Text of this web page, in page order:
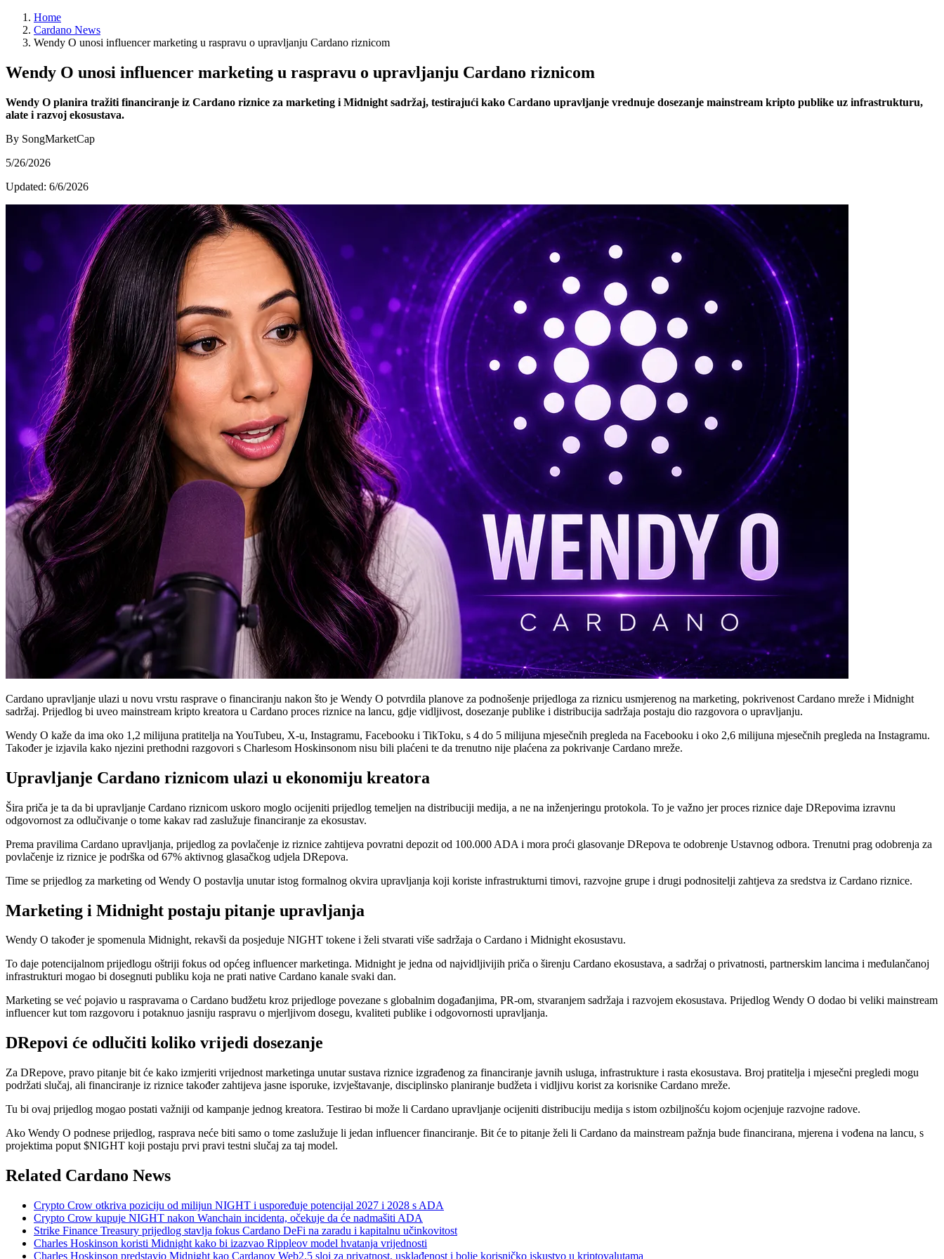
Home
Cardano News
Wendy O unosi influencer marketing u raspravu o upravljanju Cardano riznicom
Wendy O unosi influencer marketing u raspravu o upravljanju Cardano riznicom
Wendy O planira tražiti financiranje iz Cardano riznice za marketing i Midnight sadržaj, testirajući kako Cardano upravljanje vrednuje dosezanje mainstream kripto publike uz infrastrukturu,
alate i razvoj ekosustava.
By SongMarketCap
5/26/2026
Updated: 6/6/2026
Cardano upravljanje ulazi u novu vrstu rasprave o financiranju nakon što je Wendy O potvrdila planove za podnošenje prijedloga za riznicu usmjerenog na marketing, pokrivenost Cardano mreže i Midnight
sadržaj. Prijedlog bi uveo mainstream kripto kreatora u Cardano proces riznice na lancu, gdje vidljivost, dosezanje publike i distribucija sadržaja postaju dio razgovora o upravljanju.
Wendy O kaže da ima oko 1,2 milijuna pratitelja na YouTubeu, X-u, Instagramu, Facebooku i TikToku, s 4 do 5 milijuna mjesečnih pregleda na Facebooku i oko 2,6 milijuna mjesečnih pregleda na Instagramu.
Također je izjavila kako njezini prethodni razgovori s Charlesom Hoskinsonom nisu bili plaćeni te da trenutno nije plaćena za pokrivanje Cardano mreže.
Upravljanje Cardano riznicom ulazi u ekonomiju kreatora
Šira priča je ta da bi upravljanje Cardano riznicom uskoro moglo ocijeniti prijedlog temeljen na distribuciji medija, a ne na inženjeringu protokola. To je važno jer proces riznice daje DRepovima izravnu
odgovornost za odlučivanje o tome kakav rad zaslužuje financiranje za ekosustav.
Prema pravilima Cardano upravljanja, prijedlog za povlačenje iz riznice zahtijeva povratni depozit od 100.000 ADA i mora proći glasovanje DRepova te odobrenje Ustavnog odbora. Trenutni prag odobrenja za
povlačenje iz riznice je podrška od 67% aktivnog glasačkog udjela DRepova.
Time se prijedlog za marketing od Wendy O postavlja unutar istog formalnog okvira upravljanja koji koriste infrastrukturni timovi, razvojne grupe i drugi podnositelji zahtjeva za sredstva iz Cardano riznice.
Marketing i Midnight postaju pitanje upravljanja
Wendy O također je spomenula Midnight, rekavši da posjeduje NIGHT tokene i želi stvarati više sadržaja o Cardano i Midnight ekosustavu.
To daje potencijalnom prijedlogu oštriji fokus od općeg influencer marketinga. Midnight je jedna od najvidljivijih priča o širenju Cardano ekosustava, a sadržaj o privatnosti, partnerskim lancima i međulančanoj
infrastrukturi mogao bi dosegnuti publiku koja ne prati native Cardano kanale svaki dan.
Marketing se već pojavio u raspravama o Cardano budžetu kroz prijedloge povezane s globalnim događanjima, PR-om, stvaranjem sadržaja i razvojem ekosustava. Prijedlog Wendy O dodao bi veliki mainstream
influencer kut tom razgovoru i potaknuo jasniju raspravu o mjerljivom dosegu, kvaliteti publike i odgovornosti upravljanja.
DRepovi će odlučiti koliko vrijedi dosezanje
Za DRepove, pravo pitanje bit će kako izmjeriti vrijednost marketinga unutar sustava riznice izgrađenog za financiranje javnih usluga, infrastrukture i rasta ekosustava. Broj pratitelja i mjesečni pregledi mogu
podržati slučaj, ali financiranje iz riznice također zahtijeva jasne isporuke, izvještavanje, disciplinsko planiranje budžeta i vidljivu korist za korisnike Cardano mreže.
Tu bi ovaj prijedlog mogao postati važniji od kampanje jednog kreatora. Testirao bi može li Cardano upravljanje ocijeniti distribuciju medija s istom ozbiljnošću kojom ocjenjuje razvojne radove.
Ako Wendy O podnese prijedlog, rasprava neće biti samo o tome zaslužuje li jedan influencer financiranje. Bit će to pitanje želi li Cardano da mainstream pažnja bude financirana, mjerena i vođena na lancu, s
projektima poput $NIGHT koji postaju prvi pravi testni slučaj za taj model.
Related Cardano News
Crypto Crow otkriva poziciju od milijun NIGHT i uspoređuje potencijal 2027 i 2028 s ADA
Crypto Crow kupuje NIGHT nakon Wanchain incidenta, očekuje da će nadmašiti ADA
Strike Finance Treasury prijedlog stavlja fokus Cardano DeFi na zaradu i kapitalnu učinkovitost
Charles Hoskinson koristi Midnight kako bi izazvao Rippleov model hvatanja vrijednosti
Charles Hoskinson predstavio Midnight kao Cardanov Web2.5 sloj za privatnost, usklađenost i bolje korisničko iskustvo u kriptovalutama